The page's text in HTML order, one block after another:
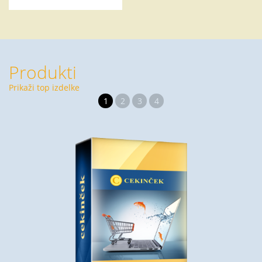
Produkti
Prikaži top izdelke
1
2 3 4